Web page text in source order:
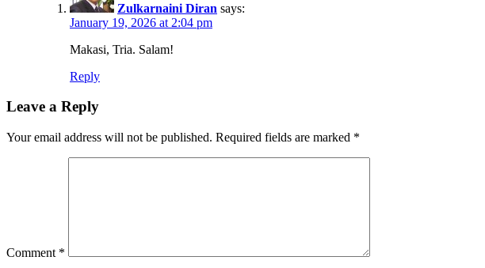
Zulkarnaini Diran says:
January 19, 2026 at 2:04 pm
Makasi, Tria. Salam!
Reply
Leave a Reply
Your email address will not be published. Required fields are marked *
Comment *